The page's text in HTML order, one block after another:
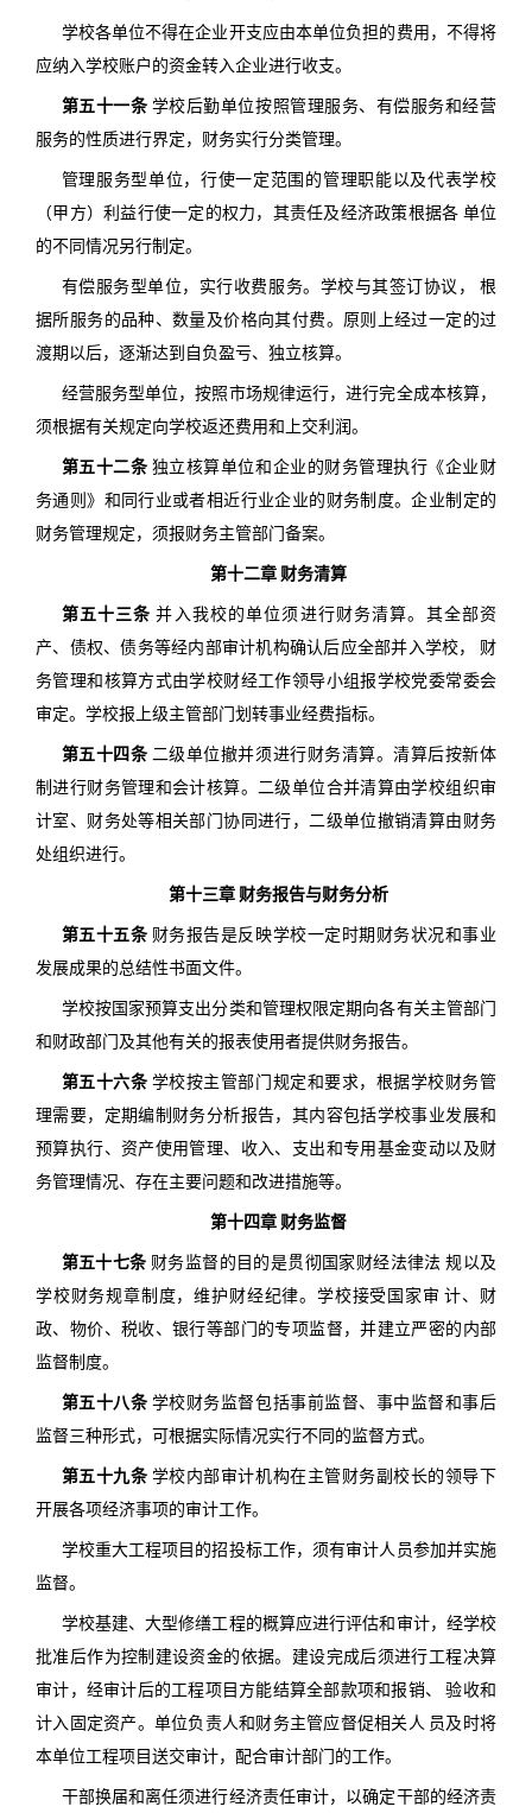
学校各单位不得在企业开支应由本单位负担的费用，不得将
应纳入学校账户的资金转入企业进行收支。
第五十一条 学校后勤单位按照管理服务、有偿服务和经营
服务的性质进行界定，财务实行分类管理。
管理服务型单位，行使一定范围的管理职能以及代表学校
（甲方）利益行使一定的权力，其责任及经济政策根据各 单位
的不同情况另行制定。
有偿服务型单位，实行收费服务。学校与其签订协议， 根
据所服务的品种、数量及价格向其付费。原则上经过一定的过
渡期以后，逐渐达到自负盈亏、独立核算。
经营服务型单位，按照市场规律运行，进行完全成本核算，
须根据有关规定向学校返还费用和上交利润。
第五十二条 独立核算单位和企业的财务管理执行《企业财
务通则》和同行业或者相近行业企业的财务制度。企业制定的
财务管理规定，须报财务主管部门备案。
第十二章 财务清算
第五十三条 并入我校的单位须进行财务清算。其全部资
产、债权、债务等经内部审计机构确认后应全部并入学校， 财
务管理和核算方式由学校财经工作领导小组报学校党委常委会
审定。学校报上级主管部门划转事业经费指标。
第五十四条 二级单位撤并须进行财务清算。清算后按新体
制进行财务管理和会计核算。二级单位合并清算由学校组织审
计室、财务处等相关部门协同进行，二级单位撤销清算由财务
处组织进行。
第十三章 财务报告与财务分析
第五十五条 财务报告是反映学校一定时期财务状况和事业
发展成果的总结性书面文件。
学校按国家预算支出分类和管理权限定期向各有关主管部门
和财政部门及其他有关的报表使用者提供财务报告。
第五十六条 学校按主管部门规定和要求，根据学校财务管
理需要，定期编制财务分析报告，其内容包括学校事业发展和
预算执行、资产使用管理、收入、支出和专用基金变动以及财
务管理情况、存在主要问题和改进措施等。
第十四章 财务监督
第五十七条 财务监督的目的是贯彻国家财经法律法 规以及
学校财务规章制度，维护财经纪律。学校接受国家审 计、财
政、物价、税收、银行等部门的专项监督，并建立严密的内部
监督制度。
第五十八条 学校财务监督包括事前监督、事中监督和事后
监督三种形式，可根据实际情况实行不同的监督方式。
第五十九条 学校内部审计机构在主管财务副校长的领导下
开展各项经济事项的审计工作。
学校重大工程项目的招投标工作，须有审计人员参加并实施
监督。
学校基建、大型修缮工程的概算应进行评估和审计，经学校
批准后作为控制建设资金的依据。建设完成后须进行工程决算
审计，经审计后的工程项目方能结算全部款项和报销、 验收和
计入固定资产。单位负责人和财务主管应督促相关人 员及时将
本单位工程项目送交审计，配合审计部门的工作。
干部换届和离任须进行经济责任审计，以确定干部的经济责